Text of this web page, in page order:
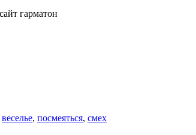
гарматон
веселье, посмеяться, смех